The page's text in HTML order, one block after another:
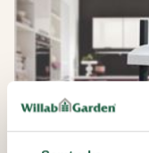
Fördelar med
120 W:
Perfekt för
Energieffektiv